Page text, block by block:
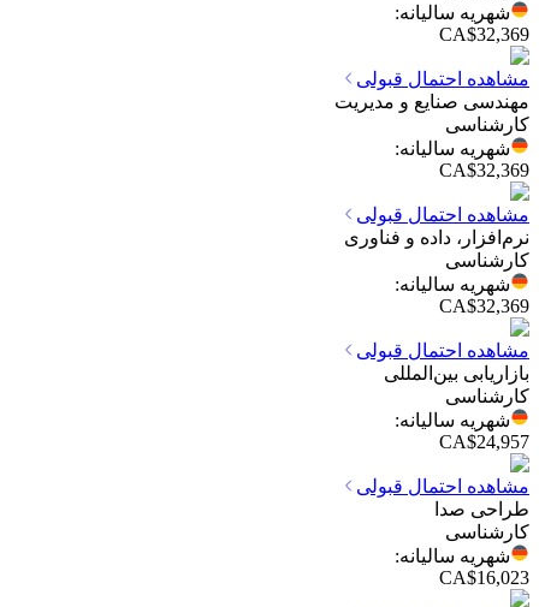
شهریه سالیانه:
CA$32,369
مشاهده احتمال قبولی
مهندسی صنایع و مدیریت
کارشناسی
شهریه سالیانه:
CA$32,369
مشاهده احتمال قبولی
نرم‌افزار، داده و فناوری
کارشناسی
شهریه سالیانه:
CA$32,369
مشاهده احتمال قبولی
بازاریابی بین‌المللی
کارشناسی
شهریه سالیانه:
CA$24,957
مشاهده احتمال قبولی
طراحی صدا
کارشناسی
شهریه سالیانه:
CA$16,023